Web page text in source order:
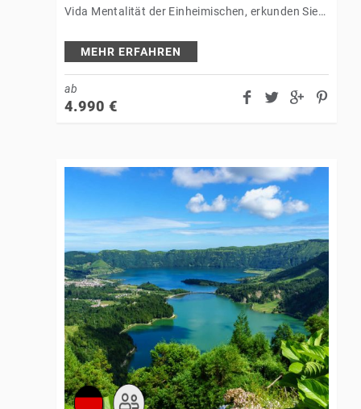
Vida Mentalität der Einheimischen, erkunden Sie
Nationalpark sowie im Regenwaldparadies
MEHR ERFAHREN
ab
4.990 €